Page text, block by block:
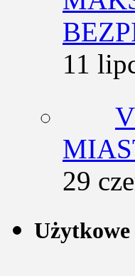
11
29
Użytkowe